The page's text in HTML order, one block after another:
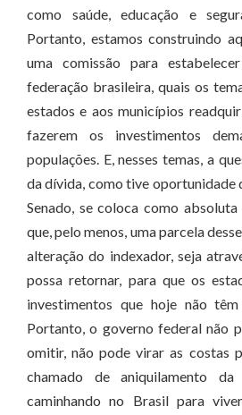
como saúde, educação e
Portanto, estamos construindo
uma comissão para
federação brasileira, quais os
estados e aos municípios
fazerem os investimentos
populações. E, nesses temas, a
da dívida, como tive oportunidade
Senado, se coloca como
que, pelo menos, uma parcela
alteração do indexador, seja
possa retornar, para que os
investimentos que hoje não
Portanto, o governo federal não
omitir, não pode virar as costas
chamado de aniquilamento da
caminhando no Brasil para